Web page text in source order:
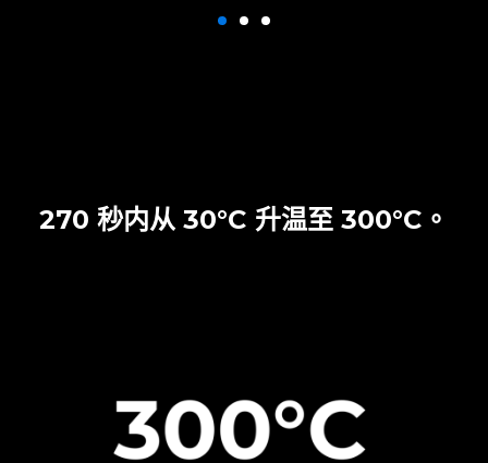
270 秒内从 30°C 升温至 300°C。